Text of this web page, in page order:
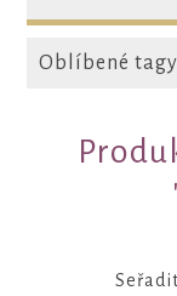
Oblíbené tagy